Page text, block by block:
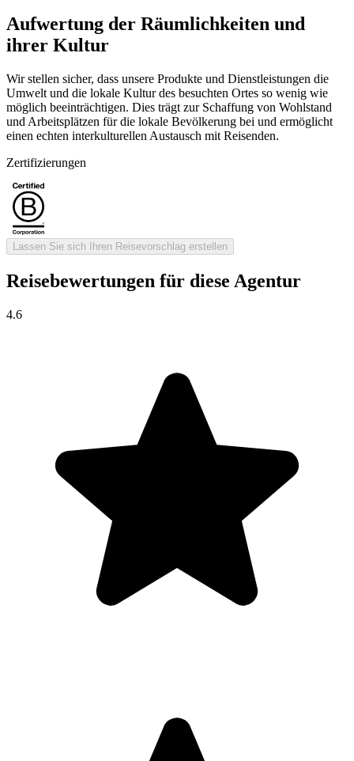
Aufwertung der Räumlichkeiten und
ihrer Kultur
Wir stellen sicher, dass unsere Produkte und Dienstleistungen die
Umwelt und die lokale Kultur des besuchten Ortes so wenig wie
möglich beeinträchtigen. Dies trägt zur Schaffung von Wohlstand
und Arbeitsplätzen für die lokale Bevölkerung bei und ermöglicht
einen echten interkulturellen Austausch mit Reisenden.
Zertifizierungen
Lassen Sie sich Ihren Reisevorschlag erstellen
Reisebewertungen für diese Agentur
4.6